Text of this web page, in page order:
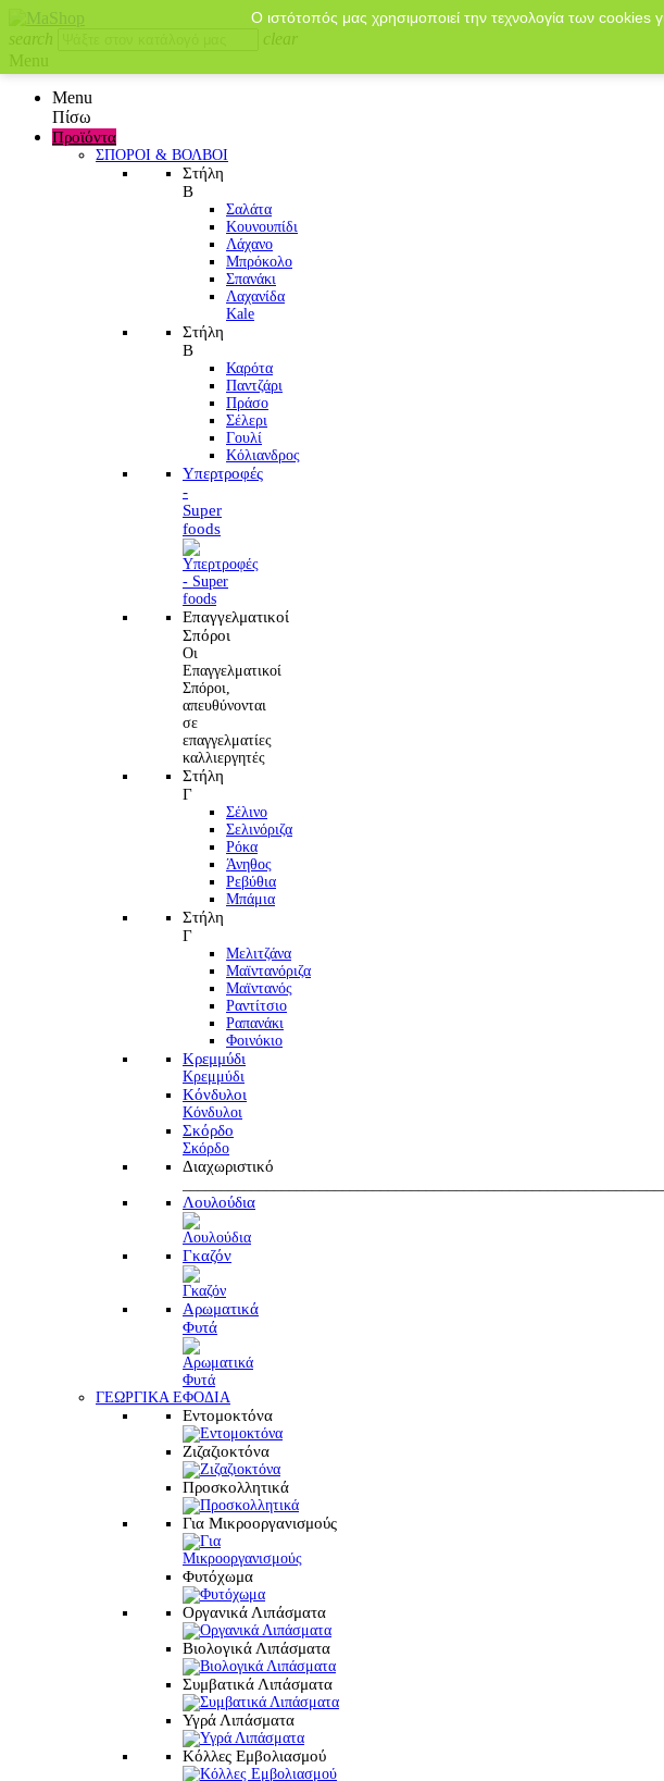
search
clear
Menu
Menu
Πίσω
Προϊόντα
ΣΠΟΡΟΙ & ΒΟΛΒΟΙ
Στήλη
Β
Σαλάτα
Κουνουπίδι
Λάχανο
Μπρόκολο
Σπανάκι
Λαχανίδα
Kale
Στήλη
Β
Καρότα
Παντζάρι
Πράσο
Σέλερι
Γουλί
Κόλιανδρος
Υπερτροφές
-
Super
foods
Επαγγελματικοί
Σπόροι
Οι
Επαγγελματικοί
Σπόροι,
απευθύνονται
σε
επαγγελματίες
καλλιεργητές
Στήλη
Γ
Σέλινο
Σελινόριζα
Ρόκα
Άνηθος
Ρεβύθια
Μπάμια
Στήλη
Γ
Μελιτζάνα
Μαϊντανόριζα
Μαϊντανός
Ραντίτσιο
Ραπανάκι
Φοινόκιο
Κρεμμύδι
Κρεμμύδι
Κόνδυλοι
Κόνδυλοι
Σκόρδο
Σκόρδο
Διαχωριστικό
Λουλούδια
Γκαζόν
Αρωματικά
Φυτά
ΓΕΩΡΓΙΚΑ ΕΦΟΔΙΑ
Εντομοκτόνα
Ζιζαζιοκτόνα
Προσκολλητικά
Για Μικροοργανισμούς
Φυτόχωμα
Οργανικά Λιπάσματα
Βιολογικά Λιπάσματα
Συμβατικά Λιπάσματα
Υγρά Λιπάσματα
Κόλλες Εμβολιασμού
Ο ιστότοπός μας χρησιμοποιεί την τεχνολογία των cookies